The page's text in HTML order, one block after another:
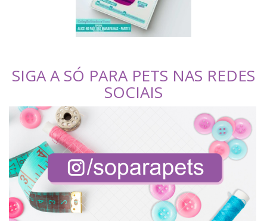
SIGA A SÓ PARA PETS NAS REDES
SOCIAIS